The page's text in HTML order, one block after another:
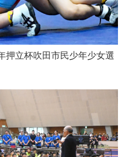
押立杯吹田市民少年少女選